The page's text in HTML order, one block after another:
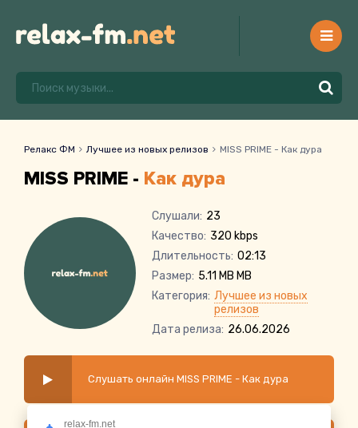
Релакс ФМ Лучшее из новых релизов MISS PRIME - Как дура
MISS PRIME - Как дура
Слушали: 23
Качество: 320 kbps
Длительность: 02:13
Размер: 5.11 MB MB
Категория: Лучшее из новых
релизов
Дата релиза: 26.06.2026
Слушать онлайн MISS PRIME - Как дура
relax-fm.net